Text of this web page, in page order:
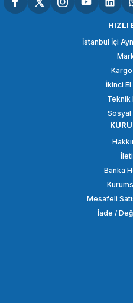
HIZLI
İstanbul İçi
İkinci
Teknik
Sosyal
Banka
Mesafeli
İade /